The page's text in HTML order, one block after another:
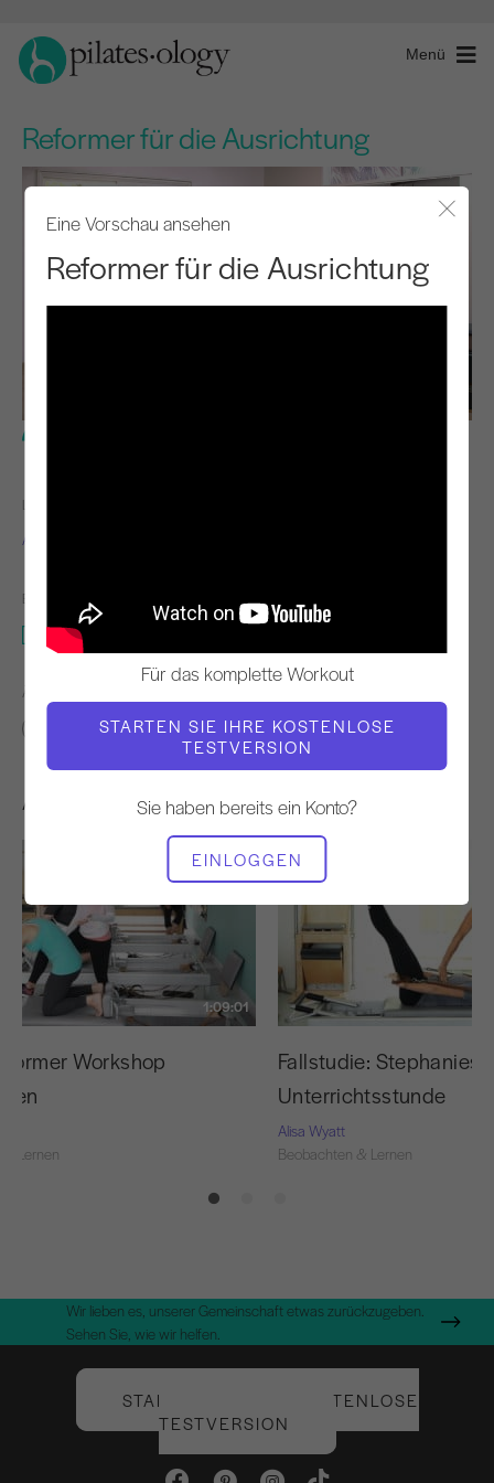
Menü
Reformer für die Ausrichtung
Eine Vorschau ansehen
Reformer für die Ausrichtung
Für das komplette Workout
STARTEN SIE IHRE KOSTENLOSE
TESTVERSION
Sie haben bereits ein Konto?
EINLOGGEN
LEHRER
Alisa Wyatt
BENÖTIGTE AUSRÜSTUNG
Reformer
ÄHNLICHE KLASSEN FINDEN FÜR
Zwischenbericht
40 - 50 min Reformer
Andere Workouts, die Ihnen gefallen könnten
1:09:01
Workshop
Lernen
Fallstudie: Stephanies
Unterrichtsstunde
Alisa Wyatt
Beobachten & Lernen
Wir lieben es, unserer Gemeinschaft etwas zurückzugeben.
Sehen Sie, wie wir helfen.
STARTEN SIE IHRE KOSTENLOSE
TESTVERSION